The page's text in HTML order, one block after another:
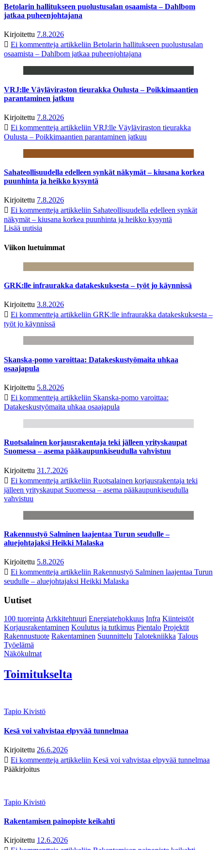
Betolarin hallitukseen puolustusalan osaamista – Dahlbom
jatkaa puheenjohtajana
Kirjoitettu 7.8.2026
Ei kommentteja artikkeliin Betolarin hallitukseen puolustusalan
osaamista – Dahlbom jatkaa puheenjohtajana
VRJ:lle Väyläviraston tieurakka Oulusta – Poikkimaantien
parantaminen jatkuu
Kirjoitettu 7.8.2026
Ei kommentteja artikkeliin VRJ:lle Väyläviraston tieurakka
Oulusta – Poikkimaantien parantaminen jatkuu
Sahateollisuudella edelleen synkät näkymät – kiusana korkea
puunhinta ja heikko kysyntä
Kirjoitettu 7.8.2026
Ei kommentteja artikkeliin Sahateollisuudella edelleen synkät
näkymät – kiusana korkea puunhinta ja heikko kysyntä
Lisää uutisia
Viikon luetuimmat
GRK:lle infraurakka datakeskuksesta – työt jo käynnissä
Kirjoitettu 3.8.2026
Ei kommentteja artikkeliin GRK:lle infraurakka datakeskuksesta –
työt jo käynnissä
Skanska-pomo varoittaa: Datakeskustyömaita uhkaa
osaajapula
Kirjoitettu 5.8.2026
Ei kommentteja artikkeliin Skanska-pomo varoittaa:
Datakeskustyömaita uhkaa osaajapula
Ruotsalainen korjausrakentaja teki jälleen yrityskaupat
Suomessa – asema pääkaupunkiseudulla vahvistuu
Kirjoitettu 31.7.2026
Ei kommentteja artikkeliin Ruotsalainen korjausrakentaja teki
jälleen yrityskaupat Suomessa – asema pääkaupunkiseudulla
vahvistuu
Rakennustyö Salminen laajentaa Turun seudulle –
aluejohtajaksi Heikki Malaska
Kirjoitettu 5.8.2026
Ei kommentteja artikkeliin Rakennustyö Salminen laajentaa Turun
seudulle – aluejohtajaksi Heikki Malaska
Uutiset
100 tuoreintaArkkitehtuuri Energiatehokkuus Infra Kiinteistöt
Korjausrakentaminen Koulutus ja tutkimus Pientalo Projektit
Rakennustuote Rakentaminen Suunnittelu Talotekniikka Talous
Työelämä
Näkökulmat
Toimitukselta
Tapio Kivistö
Kesä voi vahvistaa elpyvää tunnelmaa
Kirjoitettu 26.6.2026
Ei kommentteja artikkeliin Kesä voi vahvistaa elpyvää tunnelmaa
Pääkirjoitus
Tapio Kivistö
Rakentamisen painopiste keikahti
Kirjoitettu 12.6.2026